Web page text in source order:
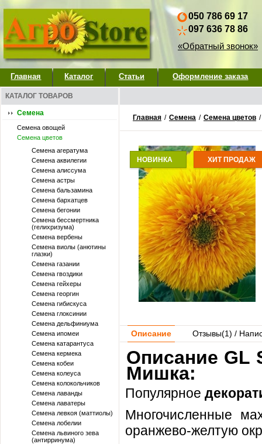
050 786 69 17
097 636 78 86
«Обратный звонок»
Главная Каталог Статьи Оформление заказа
КАТАЛОГ ТОВАРОВ
Семена
Семена овощей
Семена цветов
Семена агератума
Семена аквилегии
Семена алиссума
Семена астры
Семена бальзамина
Семена бархатцев
Семена бегонии
Семена бессмертника
(гелихризума)
Семена вербены
Семена виолы (анютины
глазки)
Семена газании
Семена гвоздики
Семена гейхеры
Семена георгин
Семена гибискуса
Семена глоксинии
Семена дельфиниума
Семена ипомеи
Семена катарантуса
Семена кермека
Семена кобеи
Семена колеуса
Семена колокольчиков
Семена лаванды
Семена лаватеры
Семена левкоя (маттиолы)
Семена лобелии
Семена львиного зева
(антирринума)
Главная / Семена / Семена цветов /
НОВИНКА ХИТ ПРОДАЖ
Описание Отзывы(1) /
Описание GL
Мишка:
Популярное
Многочисленные
оранжево-желтую